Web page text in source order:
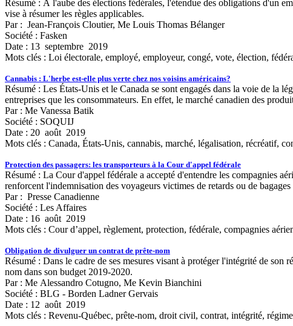
Résumé : À l'aube des élections fédérales, l'étendue des obligations d'un
vise à résumer les règles applicables.
Par : Jean-François Cloutier, Me Louis Thomas Bélanger
Société : Fasken
Date : 13 septembre 2019
Mots clés : Loi électorale, employé, employeur, congé, vote, élection,
Cannabis : L'herbe est-elle plus verte chez nos voisins américains?
Résumé : Les États-Unis et le Canada se sont engagés dans la voie de la
entreprises que les consommateurs. En effet, le marché canadien des
Par : Me Vanessa Batik
Société : SOQUIJ
Date : 20 août 2019
Mots clés : Canada, États-Unis, cannabis, marché, légalisation, récréatif,
Protection des passagers: les transporteurs à la Cour d'appel fédérale
Résumé : La Cour d'appel fédérale a accepté d'entendre les compagnies
renforcent l'indemnisation des voyageurs victimes de retards ou de bagages
Par : Presse Canadienne
Société : Les Affaires
Date : 16 août 2019
Mots clés : Cour d’appel, règlement, protection, fédérale, compagnies
Obligation de divulguer un contrat de prête-nom
Résumé : Dans le cadre de ses mesures visant à protéger l'intégrité de
nom dans son budget 2019-2020.
Par : Me Alessandro Cotugno, Me Kevin Bianchini
Société : BLG - Borden Ladner Gervais
Date : 12 août 2019
Mots clés : Revenu-Québec, prête-nom, droit civil, contrat, intégrité,